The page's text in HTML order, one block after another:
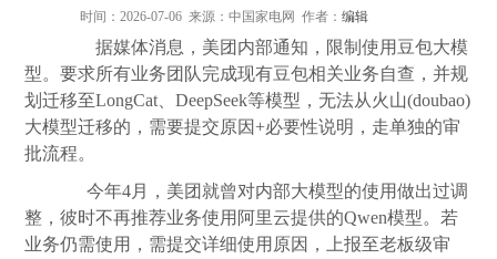
时间：2026-07-06 来源：中国家电网 作者： 编辑
据媒体消息，美团内部通知，限制使用豆包大模
型。要求所有业务团队完成现有豆包相关业务自查，并规
划迁移至LongCat、DeepSeek等模型，无法从火山(doubao)
大模型迁移的，需要提交原因+必要性说明，走单独的审
批流程。
今年4月，美团就曾对内部大模型的使用做出过调
整，彼时不再推荐业务使用阿里云提供的Qwen模型。若
业务仍需使用，需提交详细使用原因，上报至老板级审